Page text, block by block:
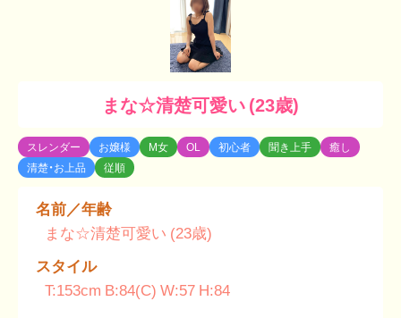
まな☆清楚可愛い (23歳)
スレンダー お嬢様 M女 OL 初心者 聞き上手
癒し
清楚・お上品
従順
名前／年齢
まな☆清楚可愛い (23歳)
スタイル
T:153cm B:84(C) W:57 H:84